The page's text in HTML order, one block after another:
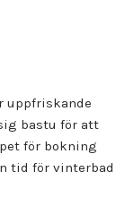
uppfriskande
bastu för att
för bokning
tid för vinterbad